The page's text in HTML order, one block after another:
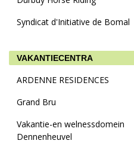
Syndicat d'Initiative de Bomal
VAKANTIECENTRA
ARDENNE RESIDENCES
Grand Bru
Vakantie-en welnessdomein
Dennenheuvel